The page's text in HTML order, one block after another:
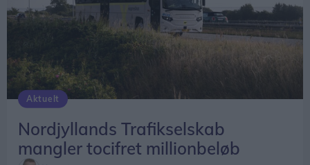
Aktuelt
Nordjyllands Trafikselskab
mangler tocifret millionbeløb